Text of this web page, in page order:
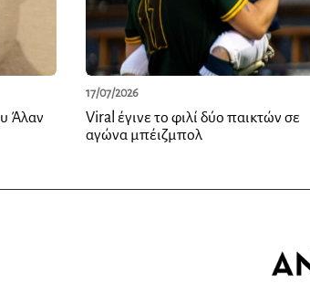
Άλαν
17/07/2026
Viral έγινε το φιλί δύο παικτών σε
αγώνα μπέιζμπολ